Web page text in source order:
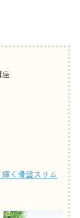
く骨盤スリム